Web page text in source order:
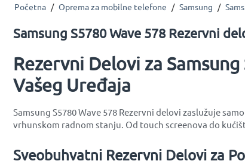
Početna / Oprema za mobilne telefone / Samsung /
Samsung S5780 Wave 578 Rezervni
Rezervni Delovi za
Vašeg Uređaja
Samsung S5780 Wave 578 Rezervni delovi zaslužuje
vrhunskom radnom stanju. Od touch screenova do
Sveobuhvatni Rezervni Delovi za